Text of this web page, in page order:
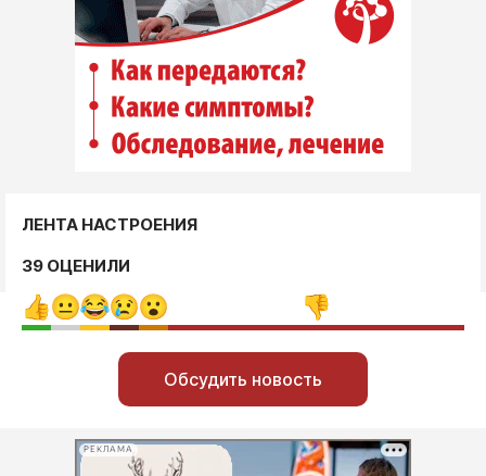
ЛЕНТА НАСТРОЕНИЯ
39 ОЦЕНИЛИ
Обсудить новость
РЕКЛАМА